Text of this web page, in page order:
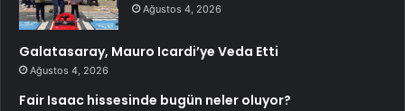
Ağustos 4, 2026
Galatasaray, Mauro Icardi’ye Veda Etti
Ağustos 4, 2026
Fair Isaac hissesinde bugün neler oluyor?